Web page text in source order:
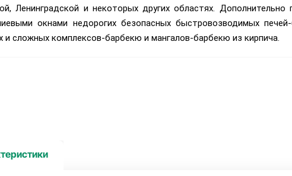
Ленинградской и некоторых других областях.
окнами недорогих безопасных быстровозводимых
и сложных комплексов-барбекю и мангалов-барбекю из кирпича.